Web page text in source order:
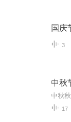
国庆
3
中秋
17